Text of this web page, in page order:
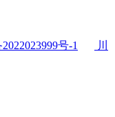
号-1
川